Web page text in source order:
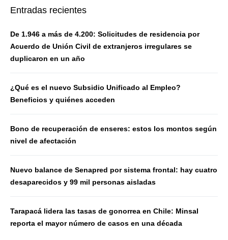
Entradas recientes
De 1.946 a más de 4.200: Solicitudes de residencia por
Acuerdo de Unión Civil de extranjeros irregulares se
duplicaron en un año
¿Qué es el nuevo Subsidio Unificado al Empleo?
Beneficios y quiénes acceden
Bono de recuperación de enseres: estos los montos según
nivel de afectación
Nuevo balance de Senapred por sistema frontal: hay cuatro
desaparecidos y 99 mil personas aisladas
Tarapacá lidera las tasas de gonorrea en Chile: Minsal
reporta el mayor número de casos en una década